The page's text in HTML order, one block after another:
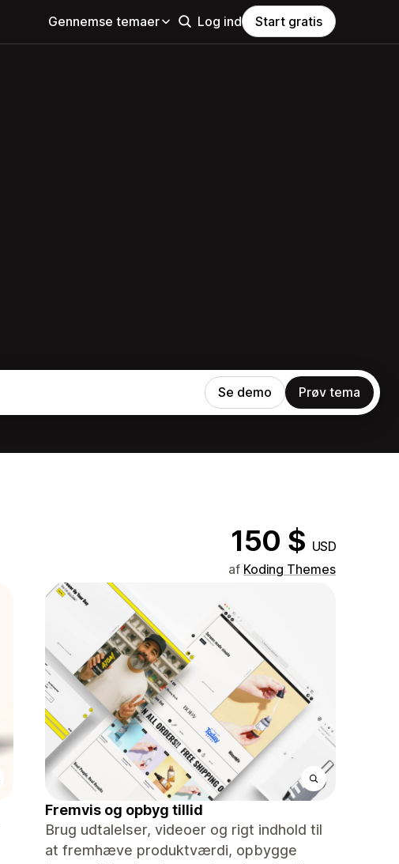
Gennemse temaer Log ind Start gratis
Se demo Prøv tema
150 $ USD
af Koding Themes
Fremvis og opbyg tillid
Brug udtalelser, videoer og rigt indhold til
at fremhæve produktværdi, opbygge